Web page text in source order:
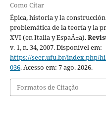
Como Citar
Épica, historia y la
problemática de la teoría y la
XVI (en Italia y EspaÃ±a).
v. 1, n. 34, 2007. Disponível em:
https://seer.ufu.br/index.php/
036. Acesso em: 7 ago. 2026.
Formatos de Citação